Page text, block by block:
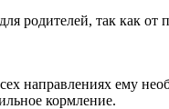
родителей, так как от
направлениях ему
кормление.